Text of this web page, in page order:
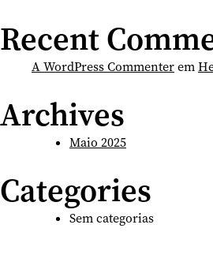
Recent
A WordPress Commenterem
Archives
Maio 2025
Categories
Sem categorias